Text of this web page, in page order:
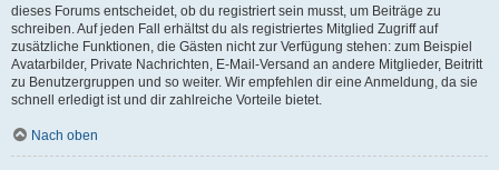
dieses Forums entscheidet, ob du registriert sein musst, um Beiträge zu
schreiben. Auf jeden Fall erhältst du als registriertes Mitglied Zugriff auf
zusätzliche Funktionen, die Gästen nicht zur Verfügung stehen: zum Beispiel
Avatarbilder, Private Nachrichten, E-Mail-Versand an andere Mitglieder, Beitritt
zu Benutzergruppen und so weiter. Wir empfehlen dir eine Anmeldung, da sie
schnell erledigt ist und dir zahlreiche Vorteile bietet.
Nach oben